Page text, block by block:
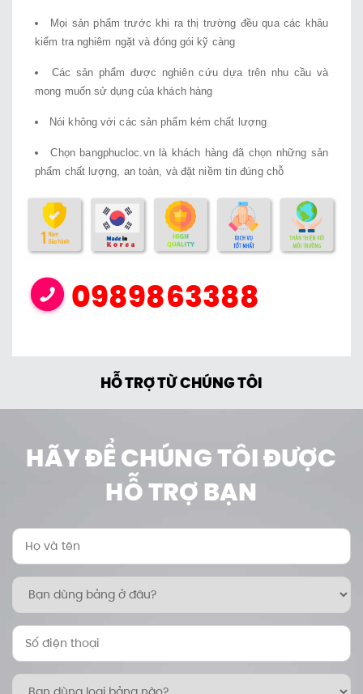
Mọi sản phẩm trước khi ra thị trường đều qua các khâu
kiểm tra nghiêm ngặt và đóng gói kỹ càng
Các sản phẩm được nghiên cứu dựa trên nhu cầu và
mong muốn sử dụng của khách hàng
Nói không với các sản phẩm kém chất lượng
Chọn bangphucloc.vn là khách hàng đã chọn những sản
phẩm chất lượng, an toàn, và đặt niềm tin đúng chỗ
0989863388
HỖ TRỢ TỪ CHÚNG TÔI
HÃY ĐỂ CHÚNG TÔI ĐƯỢC
HỖ TRỢ BẠN